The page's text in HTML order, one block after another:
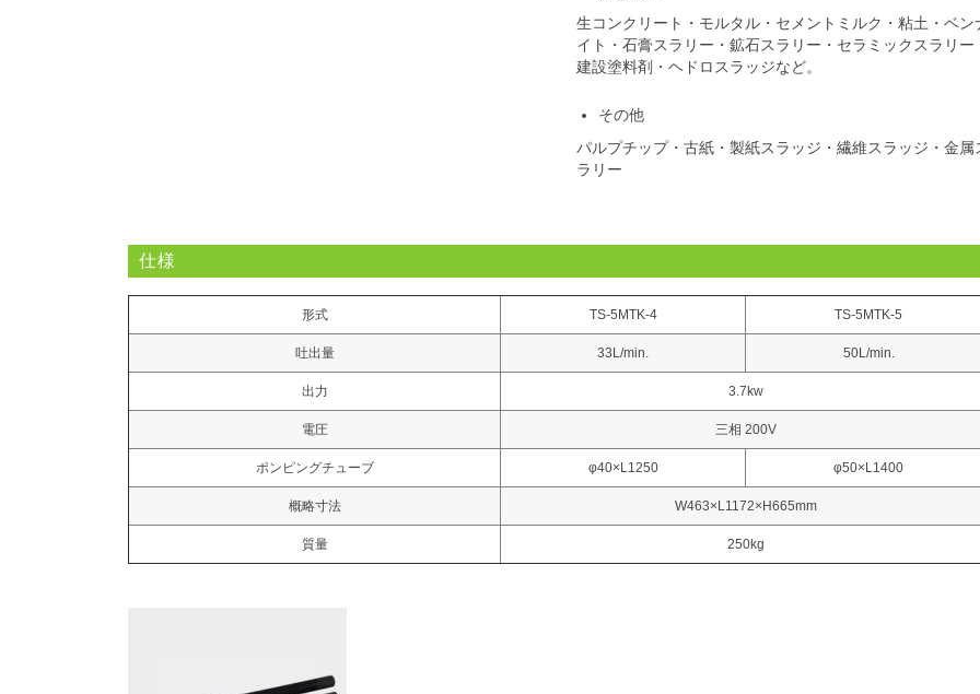
生コンクリート・モルタル・セメントミルク・粘土・ベン
イト・石膏スラリー・鉱石スラリー・セラミックスラリー
建設塗料剤・ヘドロスラッジなど。
その他
パルプチップ・古紙・製紙スラッジ・繊維スラッジ・金属
ラリー
仕様
形式 TS-5MTK-4 TS-5MTK-5
吐出量 33L/min. 50L/min.
出力 3.7kw
電圧 三相 200V
ポンピングチューブ φ40×L1250 φ50×L1400
概略寸法 W463×L1172×H665mm
質量 250kg